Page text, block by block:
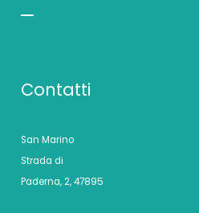
Contatti
San Marino
Strada di
Paderna, 2, 47895